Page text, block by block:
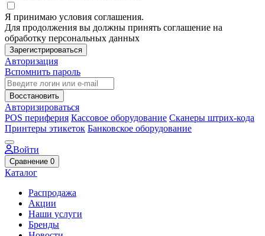
Я принимаю условия соглашения.
Для продолжения вы должны принять соглашение на
обработку персональных данных
Зарегистрироваться
Авторизация
Вспомнить пароль
Восстановить
Авторизироваться
POS периферия Кассовое оборудование Сканеры штрих-кода
Принтеры этикеток Банковское оборудование
Войти
Сравнение 0
Каталог
Распродажа
Акции
Наши услуги
Бренды